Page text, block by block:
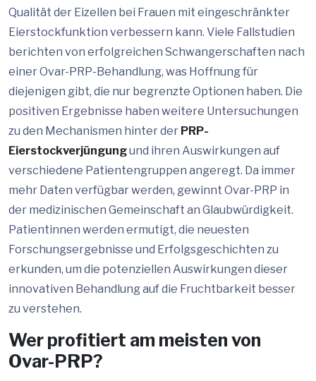
Qualität der Eizellen bei Frauen mit eingeschränkter
Eierstockfunktion verbessern kann. Viele Fallstudien
berichten von erfolgreichen Schwangerschaften nach
einer Ovar-PRP-Behandlung, was Hoffnung für
diejenigen gibt, die nur begrenzte Optionen haben. Die
positiven Ergebnisse haben weitere Untersuchungen
zu den Mechanismen hinter der PRP-
Eierstockverjüngungund ihren Auswirkungen auf
verschiedene Patientengruppen angeregt. Da immer
mehr Daten verfügbar werden, gewinnt Ovar-PRP in
der medizinischen Gemeinschaft an Glaubwürdigkeit.
Patientinnen werden ermutigt, die neuesten
Forschungsergebnisse und Erfolgsgeschichten zu
erkunden, um die potenziellen Auswirkungen dieser
innovativen Behandlung auf die Fruchtbarkeit besser
zu verstehen.
Wer profitiert am meisten von
Ovar-PRP?